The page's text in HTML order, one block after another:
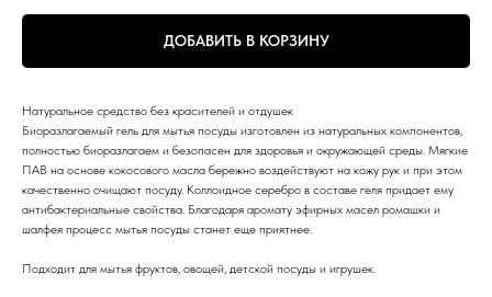
ДОБАВИТЬ В КОРЗИНУ
Натуральное средство без красителей и отдушек
Биоразлагаемый гель для мытья посуды изготовлен из натуральных компонентов,
полностью биоразлагаем и безопасен для здоровья и окружающей среды. Мягкие
ПАВ на основе кокосового масла бережно воздействуют на кожу рук и при этом
качественно очищают посуду. Коллоидное серебро в составе геля придает ему
антибактериальные свойства. Благодаря аромату эфирных масел ромашки и
шалфея процесс мытья посуды станет еще приятнее.
Подходит для мытья фруктов, овощей, детской посуды и игрушек.